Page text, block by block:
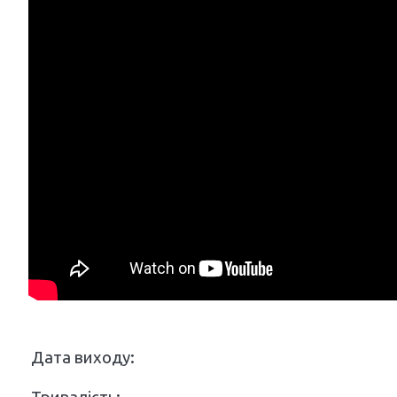
Дата виходу: